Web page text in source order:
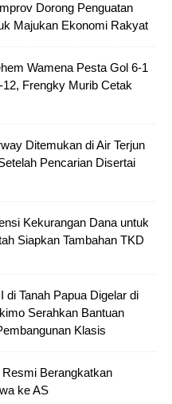
Dorong Penguatan
Majukan Ekonomi Rakyat
Wamena Pesta Gol 6-1
Frengky Murib Cetak
Ditemukan di Air Terjun
Pencarian Disertai
Kekurangan Dana untuk
Siapkan Tambahan TKD
di Tanah Papua Digelar di
Serahkan Bantuan
Klasis
Berangkatkan
ke AS